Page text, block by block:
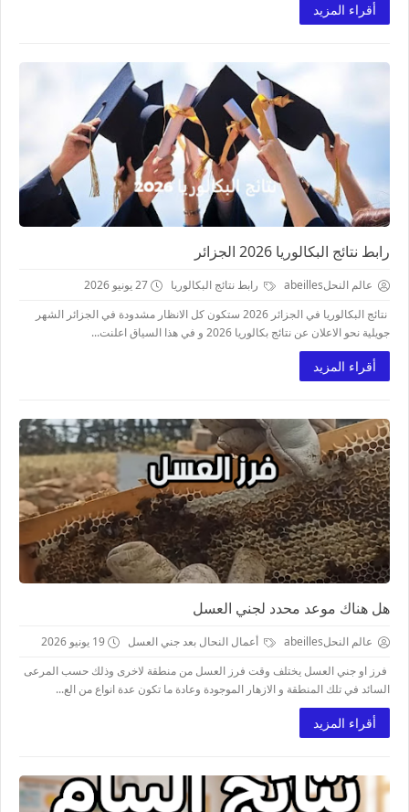
أقراء المزيد
رابط نتائج البكالوريا 2026 الجزائر
عالم النحلabeilles رابط نتائج البكالوريا
27 يونيو 2026
نتائج البكالوريا في الجزائر 2026 ستكون كل الانظار مشدودة في الجزائر الشهر
جويلية نحو الاعلان عن نتائج بكالوريا 2026 و في هذا السياق اعلنت...
أقراء المزيد
هل هناك موعد محدد لجني العسل
عالم النحلabeilles أعمال النحال بعد جني العسل
19 يونيو 2026
فرز او جني العسل يختلف وقت فرز العسل من منطقة لاخرى وذلك حسب المرعى
السائد في تلك المنطقة و الازهار الموجودة وعادة ما تكون عدة انواع من الع...
أقراء المزيد